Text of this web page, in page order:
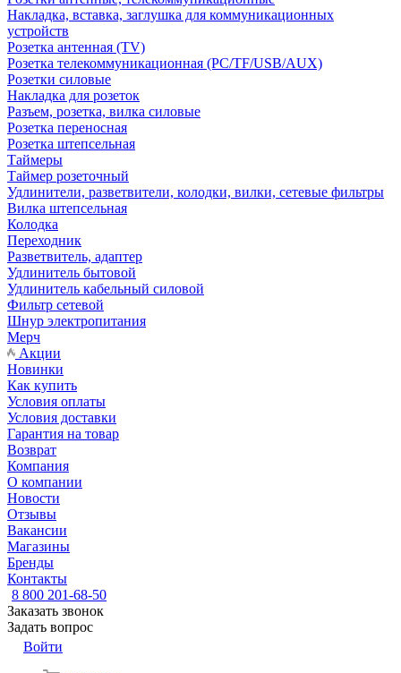
Накладка, вставка, заглушка для коммуникационных
устройств
Розетка антенная (TV)
Розетка телекоммуникационная (PC/TF/USB/AUX)
Розетки силовые
Накладка для розеток
Разъем, розетка, вилка силовые
Розетка переносная
Розетка штепсельная
Таймеры
Таймер розеточный
Удлинители, разветвители, колодки, вилки, сетевые фильтры
Вилка штепсельная
Колодка
Переходник
Разветвитель, адаптер
Удлинитель бытовой
Удлинитель кабельный силовой
Фильтр сетевой
Шнур электропитания
Мерч
Акции
Новинки
Как купить
Условия оплаты
Условия доставки
Гарантия на товар
Возврат
Компания
О компании
Новости
Отзывы
Вакансии
Магазины
Бренды
Контакты
8 800 201-68-50
Заказать звонок
Задать вопрос
Войти